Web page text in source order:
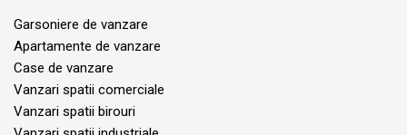
Garsoniere de vanzare
Apartamente de vanzare
Case de vanzare
Vanzari spatii comerciale
Vanzari spatii birouri